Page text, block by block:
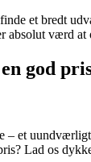
et bredt
absolut værd at
god
et
Lad os